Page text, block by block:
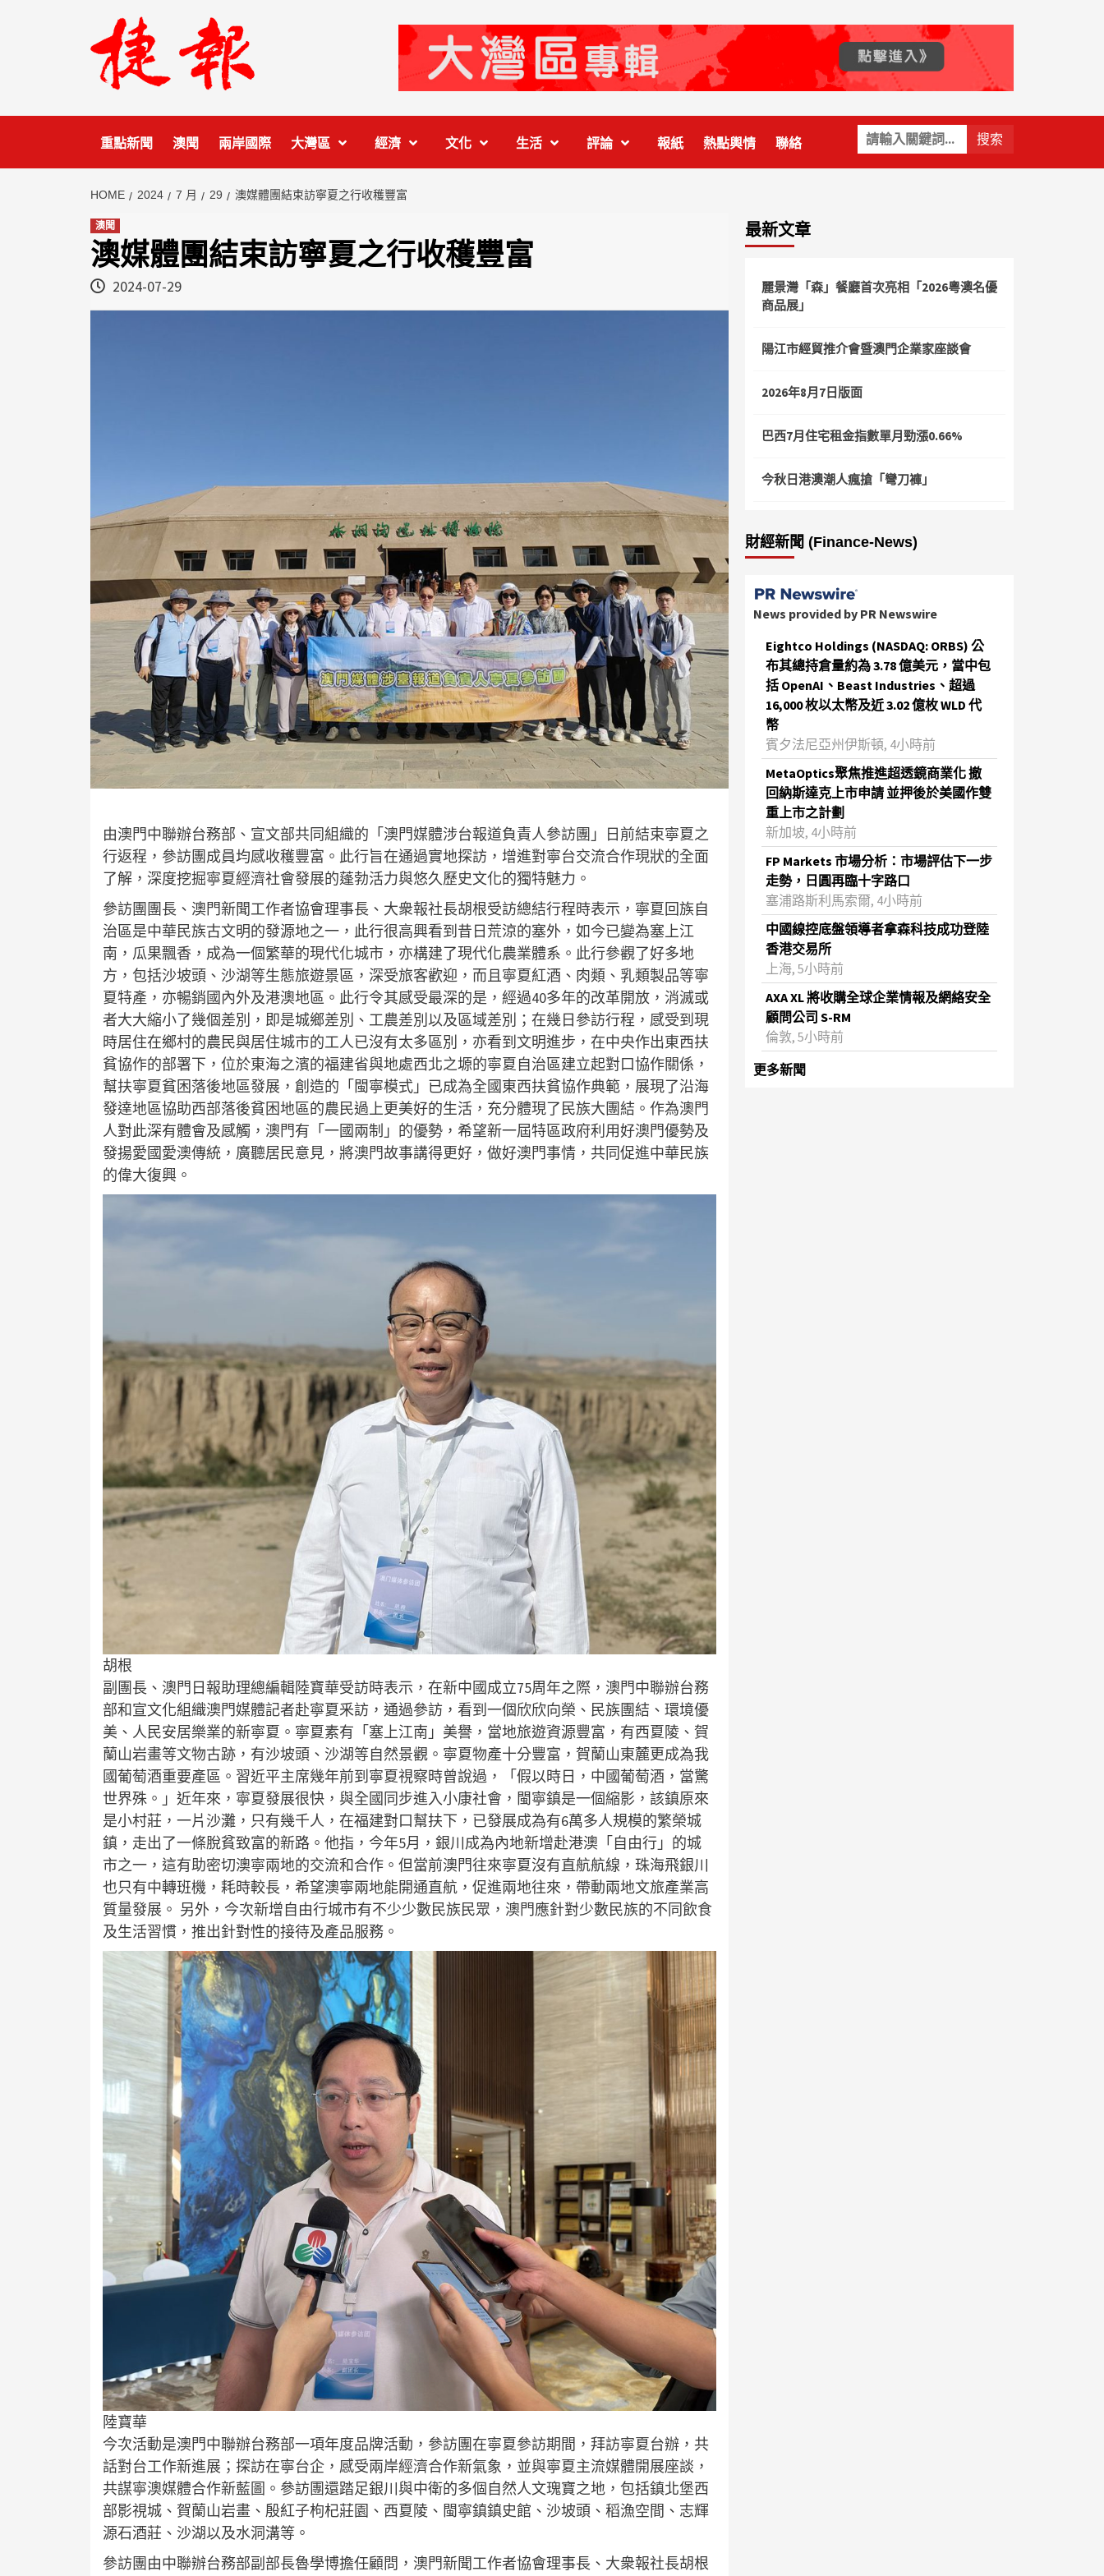
關
鍵
字:
重點新聞 澳聞 兩岸國際 大灣區 經濟 文化 生活 評論 報紙 熱點輿情 聯絡
HOME 2024 7 月 29 澳媒體團結束訪寧夏之行收穫豐富
澳聞
澳媒體團結束訪寧夏之行收穫豐富
2024-07-29
由澳門中聯辦台務部、宣文部共同組織的「澳門媒體涉台報道負責人參訪團」日前結束寧夏之
行返程，參訪團成員均感收穫豐富。此行旨在通過實地探訪，增進對寧台交流合作現狀的全面
了解，深度挖掘寧夏經濟社會發展的蓬勃活力與悠久歷史文化的獨特魅力。
參訪團團長、澳門新聞工作者協會理事長、大衆報社長胡根受訪總結行程時表示，寧夏回族自
治區是中華民族古文明的發源地之一，此行很高興看到昔日荒涼的塞外，如今已變為塞上江
南，瓜果飄香，成為一個繁華的現代化城市，亦構建了現代化農業體系。此行參觀了好多地
方，包括沙坡頭、沙湖等生態旅遊景區，深受旅客歡迎，而且寧夏紅酒、肉類、乳類製品等寧
夏特產，亦暢銷國內外及港澳地區。此行令其感受最深的是，經過40多年的改革開放，消滅或
者大大縮小了幾個差別，即是城鄉差別、工農差別以及區域差別；在幾日參訪行程，感受到現
時居住在鄉村的農民與居住城市的工人已沒有太多區別，亦看到文明進步，在中央作出東西扶
貧協作的部署下，位於東海之濱的福建省與地處西北之塬的寧夏自治區建立起對口協作關係，
幫扶寧夏貧困落後地區發展，創造的「閩寧模式」已成為全國東西扶貧協作典範，展現了沿海
發達地區協助西部落後貧困地區的農民過上更美好的生活，充分體現了民族大團結。作為澳門
人對此深有體會及感觸，澳門有「一國兩制」的優勢，希望新一屆特區政府利用好澳門優勢及
發揚愛國愛澳傳統，廣聽居民意見，將澳門故事講得更好，做好澳門事情，共同促進中華民族
的偉大復興。
胡根
副團長、澳門日報助理總編輯陸寶華受訪時表示，在新中國成立75周年之際，澳門中聯辦台務
部和宣文化組織澳門媒體記者赴寧夏釆訪，通過參訪，看到一個欣欣向榮、民族團結、環境優
美、人民安居樂業的新寧夏。寧夏素有「塞上江南」美譽，當地旅遊資源豐富，有西夏陵、賀
蘭山岩畫等文物古跡，有沙坡頭、沙湖等自然景觀。寧夏物產十分豐富，賀蘭山東麓更成為我
國葡萄酒重要產區。習近平主席幾年前到寧夏視察時曾說過，「假以時日，中國葡萄酒，當驚
世界殊。」近年來，寧夏發展很快，與全國同步進入小康社會，閩寧鎮是一個縮影，該鎮原來
是小村莊，一片沙灘，只有幾千人，在福建對口幫扶下，已發展成為有6萬多人規模的繁榮城
鎮，走出了一條脫貧致富的新路。他指，今年5月，銀川成為內地新增赴港澳「自由行」的城
市之一，這有助密切澳寧兩地的交流和合作。但當前澳門往來寧夏沒有直航航線，珠海飛銀川
也只有中轉班機，耗時較長，希望澳寧兩地能開通直航，促進兩地往來，帶動兩地文旅產業高
質量發展。 另外，今次新增自由行城市有不少少數民族民眾，澳門應針對少數民族的不同飲食
及生活習慣，推出針對性的接待及產品服務。
陸寶華
今次活動是澳門中聯辦台務部一項年度品牌活動，參訪團在寧夏參訪期間，拜訪寧夏台辦，共
話對台工作新進展；探訪在寧台企，感受兩岸經濟合作新氣象，並與寧夏主流媒體開展座談，
共謀寧澳媒體合作新藍圖。參訪團還踏足銀川與中衛的多個自然人文瑰寶之地，包括鎮北堡西
部影視城、賀蘭山岩畫、殷紅子枸杞莊園、西夏陵、閩寧鎮鎮史館、沙坡頭、稻漁空間、志輝
源石酒莊、沙湖以及水洞溝等。
參訪團由中聯辦台務部副部長魯學博擔任顧問，澳門新聞工作者協會理事長、大衆報社長胡根
最新文章
麗景灣「森」餐廳首次亮相「2026粵澳名優
商品展」
陽江市經貿推介會暨澳門企業家座談會
2026年8月7日版面
巴西7月住宅租金指數單月勁漲0.66%
今秋日港澳潮人瘋搶「彎刀褲」
財經新聞 (Finance-News)
News provided by PR Newswire
Eightco Holdings (NASDAQ: ORBS) 公
布其總持倉量約為 3.78 億美元，當中包
括 OpenAI、Beast Industries、超過
16,000 枚以太幣及近 3.02 億枚 WLD 代
幣
賓夕法尼亞州伊斯頓, 4小時前
MetaOptics聚焦推進超透鏡商業化 撤
回納斯達克上市申請 並押後於美國作雙
重上市之計劃
新加坡, 4小時前
FP Markets 市場分析：市場評估下一步
走勢，日圓再臨十字路口
塞浦路斯利馬索爾, 4小時前
中國線控底盤領導者拿森科技成功登陸
香港交易所
上海, 5小時前
AXA XL 將收購全球企業情報及網絡安全
顧問公司 S-RM
倫敦, 5小時前
更多新聞